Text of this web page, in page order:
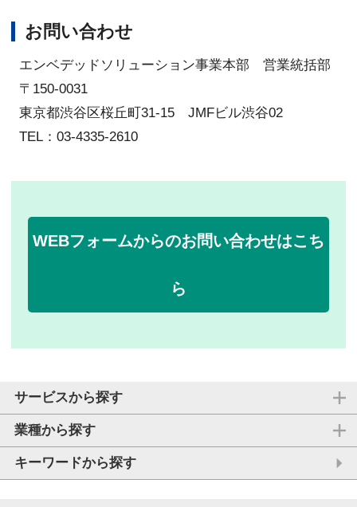
お問い合わせ
エンベデッドソリューション事業本部 営業統括部
〒150-0031
東京都渋谷区桜丘町31-15 JMFビル渋谷02
TEL：03-4335-2610
WEBフォームからのお問い合わせはこち
ら
サービスから探す
業種から探す
キーワードから探す